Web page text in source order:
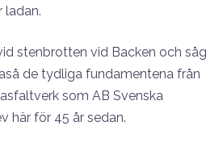
ladan.
stenbrotten vid Backen och såg
de tydliga fundamentena från
som AB Svenska
här för 45 år sedan.